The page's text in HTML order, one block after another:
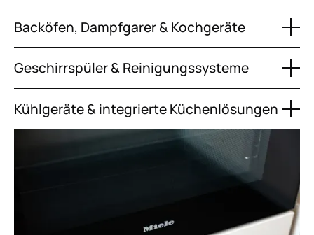
Backöfen, Dampfgarer & Kochgeräte
Geschirrspüler & Reinigungssysteme
Kühlgeräte & integrierte Küchenlösungen